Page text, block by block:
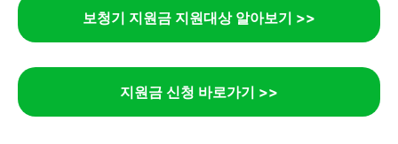
보청기 지원금 지원대상 알아보기 >>
지원금 신청 바로가기 >>